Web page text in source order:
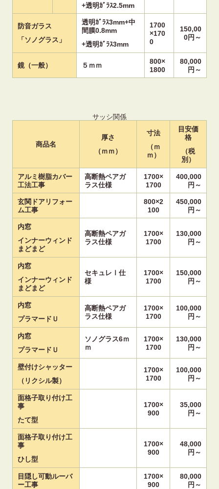
+透明ｶﾞﾗｽ2.5mm
防音ガラス
「ソノグラス」
透明ｶﾞﾗｽ3mm+中
間膜0.8mm
+透明ｶﾞﾗｽ3mm
1700
×170
0
150,00
0円～
鏡（一般） ５ｍｍ
800×
1800
80,000
円～
サッシ関係
商品名
厚さ
（ｍｍ）
寸法
（ｍ
ｍ）
目安価
格
（税
別）
アルミ樹脂カバー
工法工事
高断熱ペアガ
ラス仕様
1700×
1700
400,000
円～
玄関ドアリフォー
ム工事
800×2
100
450,000
円～
内窓
インナーウィンド
まどまど
高断熱ペアガ
ラス仕様
1700×
1700
130,000
円～
内窓
インナーウィンド
まどまど
セキュレⅠ仕
様
1700×
1700
150,000
円～
内窓
プラマードＵ
高断熱ペアガ
ラス仕様
1700×
1700
100,000
円～
内窓
プラマードＵ
ソノグラス6ｍ
ｍ
1700×
1700
130,000
円～
壁付けシャッター
（リクシル製）
1700×
1700
100,000
円～
面格子取り付け工
事
たて型
1700×
900
35,000
円～
面格子取り付け工
事
ひし型
1700×
900
48,000
円～
目隠し可動ルーバ
ー工事
1700×
900
80,000
円～